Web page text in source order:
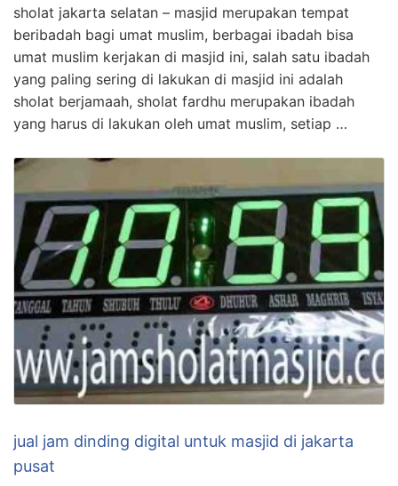
sholat jakarta selatan – masjid merupakan tempat
beribadah bagi umat muslim, berbagai ibadah bisa
umat muslim kerjakan di masjid ini, salah satu ibadah
yang paling sering di lakukan di masjid ini adalah
sholat berjamaah, sholat fardhu merupakan ibadah
yang harus di lakukan oleh umat muslim, setiap …
jual jam dinding digital untuk masjid di jakarta
pusat